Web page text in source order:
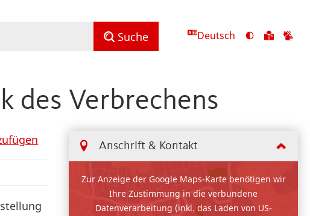
Suche Deutsch
Ansicht
Zu
des Verbrechens
Anschrift & Kontakt
Zur Anzeige der Google Maps-Karte benötigen wir
Ihre Zustimmung in die verbundene
Datenverarbeitung (inkl. das Laden von US-